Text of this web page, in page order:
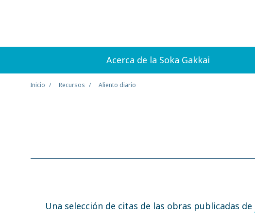
Acerca de la Soka Gakkai
Inicio Recursos Aliento diario
Una selección de citas de las obras publicadas de